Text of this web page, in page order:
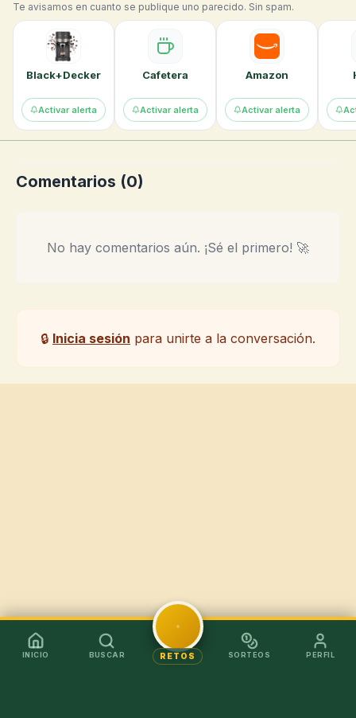
Te avisamos en cuanto se publique uno parecido. Sin spam.
Black+Decker
Activar alerta
Cafetera
Activar alerta
Amazon
Activar alerta
Comentarios (0)
No hay comentarios aún. ¡Sé el primero! 🚀
🔒 Inicia sesión para unirte a la conversación.
INICIO BUSCAR RETOS SORTEOS PERFIL